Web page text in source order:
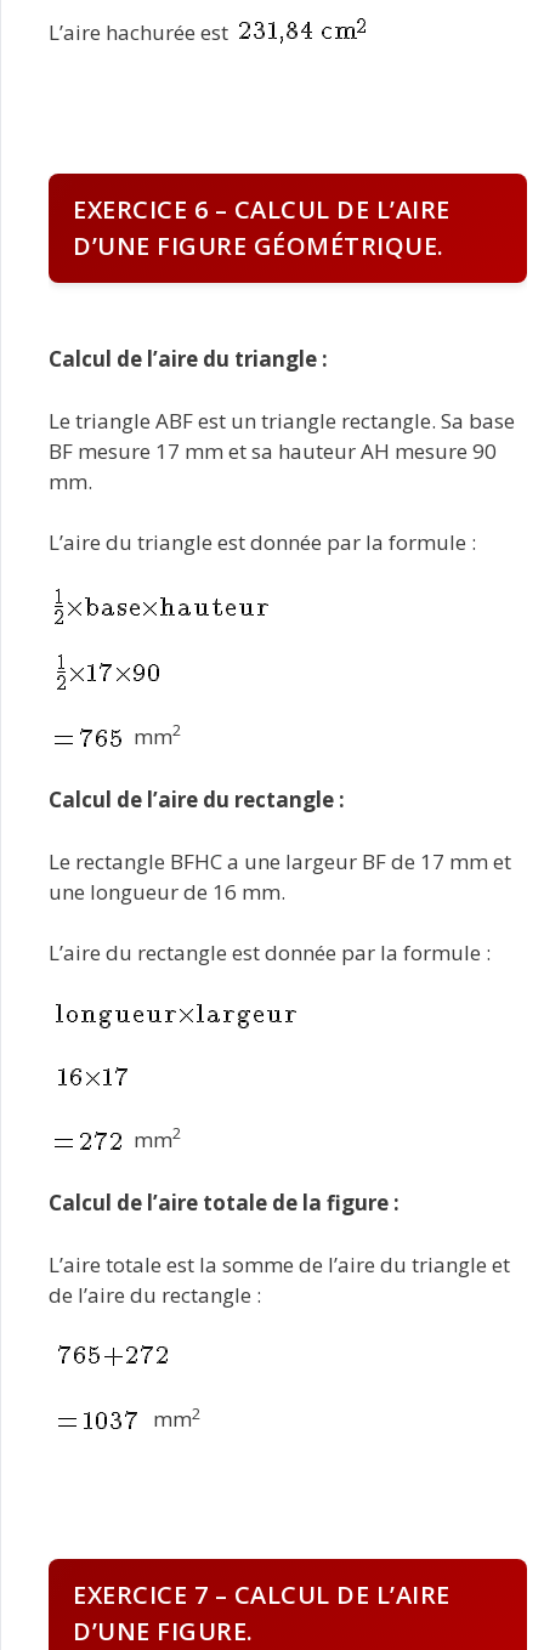
L’aire hachurée est
EXERCICE 6 – CALCUL DE L’AIRE
D’UNE FIGURE GÉOMÉTRIQUE.
Calcul de l’aire du triangle :
Le triangle ABF est un triangle rectangle. Sa base
BF mesure 17 mm et sa hauteur AH mesure 90
mm.
L’aire du triangle est donnée par la formule :
mm2
Calcul de l’aire du rectangle :
Le rectangle BFHC a une largeur BF de 17 mm et
une longueur de 16 mm.
L’aire du rectangle est donnée par la formule :
mm2
Calcul de l’aire totale de la figure :
L’aire totale est la somme de l’aire du triangle et
de l’aire du rectangle :
mm2
EXERCICE 7 – CALCUL DE L’AIRE
D’UNE FIGURE.